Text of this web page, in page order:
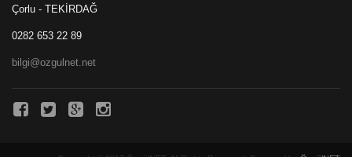
Çorlu - TEKİRDAĞ
0282 653 22 89
bilgi@ozgulnet.net